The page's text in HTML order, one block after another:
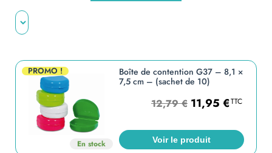
PROMO !
En stock
Boîte de contention G37 – 8,1 ×
7,5 cm – (sachet de 10)
12,79€ 11,95 €TTC
Voir le produit